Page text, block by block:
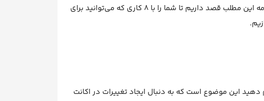
ابتدایی خود را به سمت صدر جدول کشانده و معروف شوند. در ادامه این مطلب قصد داریم تا شما را با 8 کاری که می‌توانید برای
دهید این موضوع است که به دنبال ایجاد تغییرات در اکانت